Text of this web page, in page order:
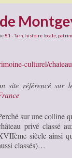
81 - Tarn histoire locale
culturel/
site référencé
sur une colline
privé classé
siècle ainsi
classés)…